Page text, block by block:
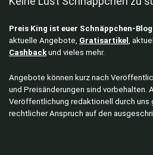
Preis King ist euer Schnäppchen-Blog
aktuelle Angebote, Gratisartikel ,
Cashback und vieles mehr.
Angebote können kurz nach
und Preisänderungen sind vorbehalten.
Veröffentlichung redaktionell durch uns
rechtlicher Anspruch auf den